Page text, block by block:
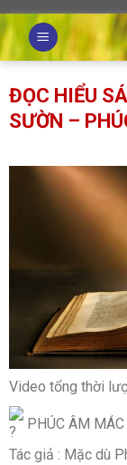
Skip
to
content
ĐỌC HIỂU
SƯỜN –
Video tổng thời
PHÚC ÂM MÁC
Tác giả : Mặc dù